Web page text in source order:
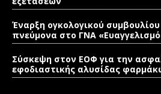
Έναρξη ογκολογικού
πνεύμονα στο ΓΝΑ
Σύσκεψη στον ΕΟΦ για την
εφοδιαστικής αλυσίδας